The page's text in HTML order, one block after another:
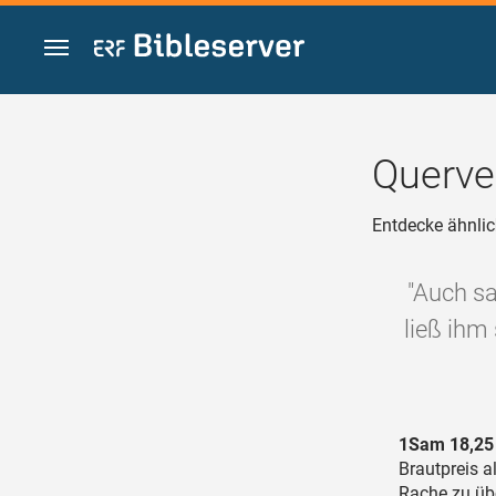
Zum Inhalt springen
Entdecke
"Auch
ließ
1Sam 18,25
Brautpreis